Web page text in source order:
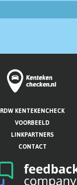
RDW KENTEKENCHECK
VOORBEELD
LINKPARTNERS
CONTACT